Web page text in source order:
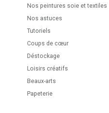
Nos peintures soie et textiles
Nos astuces
Tutoriels
Coups de cœur
Déstockage
Loisirs créatifs
Beaux-arts
Papeterie